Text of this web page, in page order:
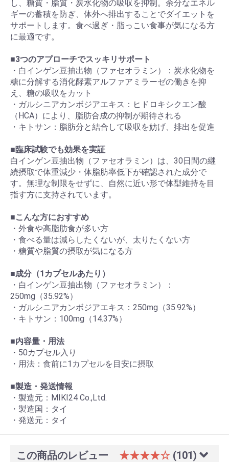
し、糖質・脂質・炭水化物の吸収を抑制。余分なエネル
ギーの蓄積を防ぎ、体外へ排出することでダイエットを
サポートします。食べ過ぎ・脂っこい食事が気になる方
に最適です。
■3つのアプローチでスッキリサポート
・白インゲン豆抽出物（ファセオラミン）：炭水化物を
糖に分解する消化酵素アルファアミラーゼの働きを抑
え、糖の吸収をカット
・ガルシニアカンボジアエキス：ヒドロキシクエン酸
（HCA）により、脂肪合成の抑制が期待される
・キトサン：脂肪分と結合して吸収を妨げ、排出を促進
■臨床試験でも効果を実証
白インゲン豆抽出物（ファセオラミン）は、30日間の継
続摂取で体重減少・体脂肪率低下が確認された成分で
す。無理な制限をせずに、自然に近い形で体型維持を目
指す方に支持されています。
■こんな方におすすめ
・外食や高脂肪食が多い方
・食べる量は減らしたくないが、太りたくない方
・糖質や脂質の摂取が気になる方
■成分（1カプセルあたり）
・白インゲン豆抽出物（ファセオラミン）：
250mg（35.92%）
・ガルシニアカンボジアエキス：250mg（35.92%）
・キトサン：100mg（14.37%）
■内容量・用法
・50カプセル入り
・用法：食前に1カプセルを目安に摂取
■製造・発送情報
・製造元：MIKI24 Co.,Ltd.
・製造国：タイ
・発送元：タイ
この商品のレビュー ★★★★☆ (101)